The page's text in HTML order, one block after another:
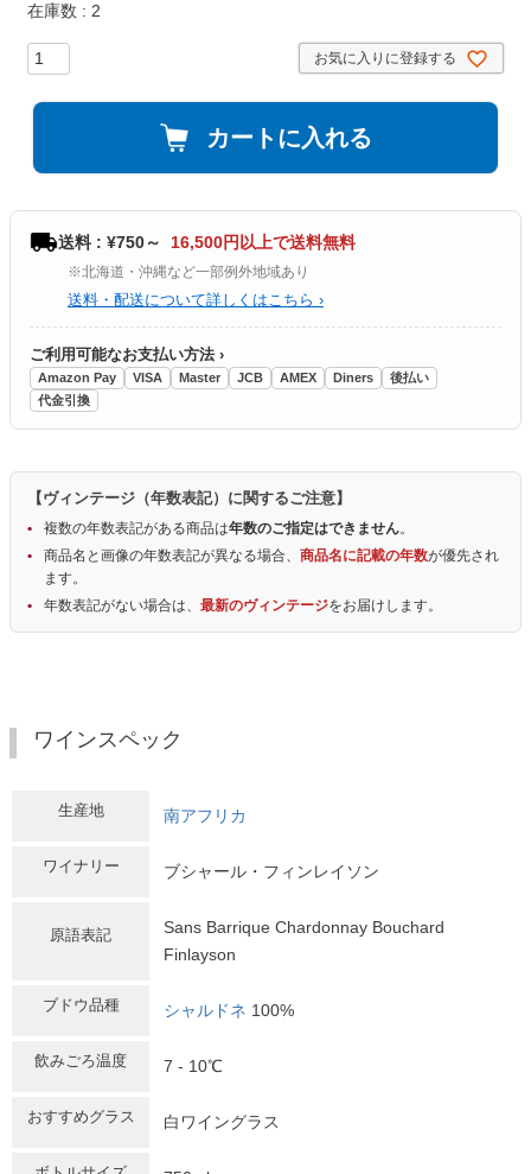
在庫数
2
お気に入りに登録する
カートに入れる
送料 : ¥750～ 16,500円以上で送料無料
※北海道・沖縄など一部例外地域あり
送料・配送について詳しくはこちら ›
ご利用可能なお支払い方法 ›
Amazon Pay VISA Master JCB AMEX Diners
後払い
代金引換
【ヴィンテージ（年数表記）に関するご注意】
複数の年数表記がある商品は年数のご指定はできません。
商品名と画像の年数表記が異なる場合、 商品名に記載の年数が優先され
ます。
年数表記がない場合は、 最新のヴィンテージをお届けします。
ワインスペック
生産地 南アフリカ
ワイナリー ブシャール・フィンレイソン
原語表記
Sans Barrique Chardonnay Bouchard
Finlayson
ブドウ品種 シャルドネ 100%
飲みごろ温度 7 - 10℃
おすすめグラス 白ワイングラス